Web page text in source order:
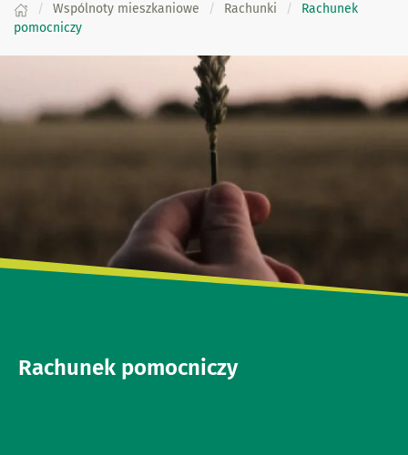
Wspólnoty mieszkaniowe Rachunki
Rachunek
pomocniczy
Rachunek pomocniczy